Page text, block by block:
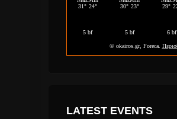
LATEST EVENTS